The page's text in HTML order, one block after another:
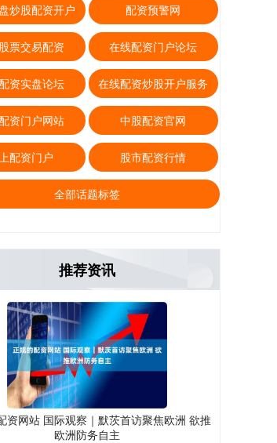
炒股配资开户 配资预警网
票交易配资 在线配资门户论坛
资实盘论坛 在线配资炒股开户服务
资门户网站 中股配资官网
配资门户 股市配资行情
全部话题标签
推荐资讯
资网站 国际观察｜默茨首访聚焦欧洲 欲推
欧洲防务自主